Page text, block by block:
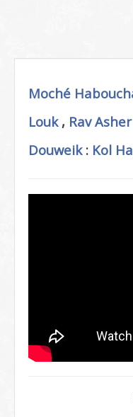
Moché
Louk, Rav
Douweik: Kol